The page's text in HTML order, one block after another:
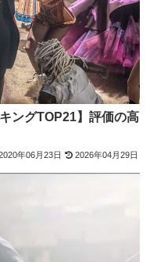
ングTOP21】評価の高
年06月23日 2026年04月29日